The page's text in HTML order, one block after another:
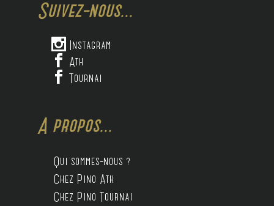
Suivez-nous...
 Instagram
 Ath
 Tournai
A propos...
Qui sommes-nous ?
Chez Pino Ath
Chez Pino Tournai